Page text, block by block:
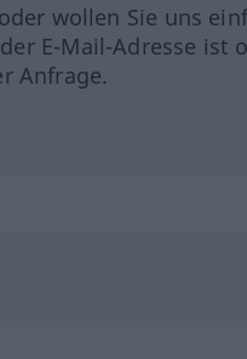
wollen Sie uns
E-Mail-Adresse
Anfrage.